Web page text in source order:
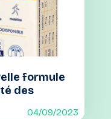
formule
des
04/09/2023